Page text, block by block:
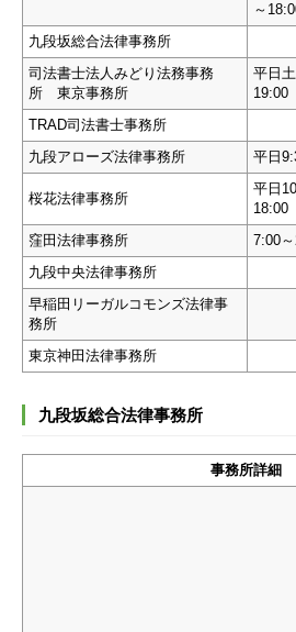
～
九段坂総合法律事務所
司法書士法人みどり法務事務
所 東京事務所
平日
19:00
TRAD司法書士事務所
九段アローズ法律事務所
平日
桜花法律事務所
平日
18:00
窪田法律事務所
7:00
九段中央法律事務所
早稲田リーガルコモンズ法律事
務所
東京神田法律事務所
九段坂総合法律事務所
事務所詳細